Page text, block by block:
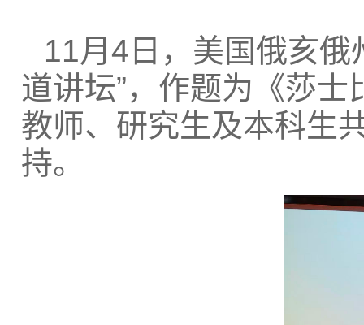
11月4日，美国俄亥俄
道讲坛”，作题为《莎
教师、研究生及本科生
持。